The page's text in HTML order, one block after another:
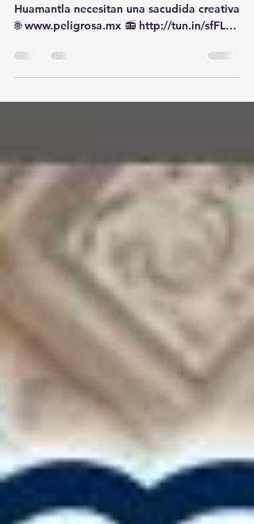
Huamantla necesitan una sacudida creativa
🌐 www.peligrosa.mx 📻 http://tun.in/sfFLp
1370-y-1600-am-10754/ #1370AM
#1600AM🎧
los mayores símbolos de identidad, fe y
tradición de Huamantla. Sin embargo,
también es momento de abrir un debate